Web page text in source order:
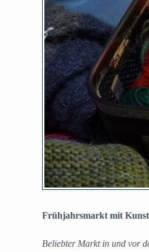
Frühjahrsmarkt mit
Beliebter Markt in und vor